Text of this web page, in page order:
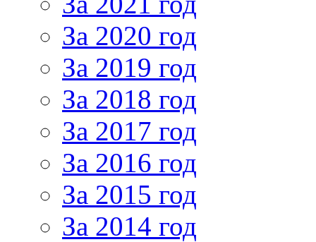
За 2020 год
За 2019 год
За 2018 год
За 2017 год
За 2016 год
За 2015 год
За 2014 год